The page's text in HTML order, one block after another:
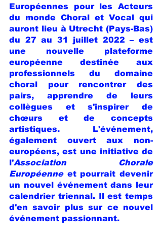
Européennes pour les Acteurs
du monde Choral et Vocal qui
auront lieu à Utrecht (Pays-Bas)
du 27 au 31 juillet 2022 – est
une nouvelle plateforme
européenne destinée aux
professionnels du domaine
choral pour rencontrer des
pairs, apprendre de leurs
collègues et s'inspirer de
chœurs et de concepts
artistiques. L'événement,
également ouvert aux non-
européens, est une initiative de
l'Association Chorale
Européenne et pourrait devenir
un nouvel événement dans leur
calendrier triennal. Il est temps
d'en savoir plus sur ce nouvel
événement passionnant.